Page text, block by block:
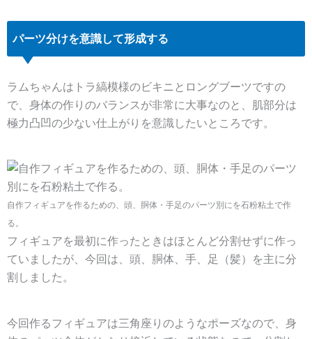
パーツ分けを意識して形成する
ラムちゃんはトラ縞模様のビキニとロングブーツですの
で、身体の作りのバランスが非常に大事なのと、肌部分は
極力凸凹の少ない仕上がりを意識したいところです。
自作フィギュアを作るための、頭、胴体・手足のパーツ別にを石粉粘土で作
る。
フィギュアを最初に作ったときはほとんど分割せずに作っ
ていましたが、今回は、頭、胴体、手、足（髪）を主に分
割しました。
今回作るフィギュアは三角座りのようなポーズなので、身